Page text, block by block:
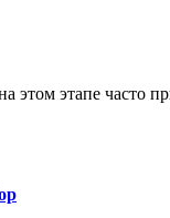
этом этапе часто